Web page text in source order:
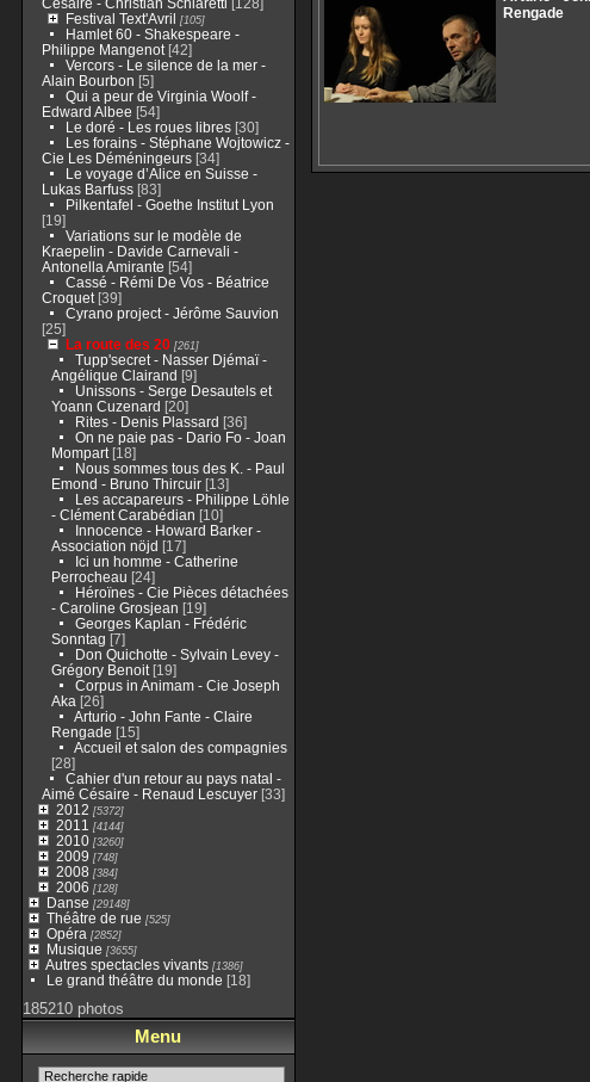
Festival Text'Avril [105]
Hamlet 60 - Shakespeare -
Philippe Mangenot[42]
Vercors - Le silence de la mer -
Alain Bourbon [5]
Qui a peur de Virginia Woolf -
Edward Albee [54]
Le doré - Les roues libres[30]
Les forains - Stéphane Wojtowicz -
Cie Les Déméningeurs[34]
Le voyage d’Alice en Suisse -
Lukas Barfuss[83]
Pilkentafel - Goethe Institut Lyon
[19]
Variations sur le modèle de
Kraepelin - Davide Carnevali -
Antonella Amirante [54]
Cassé - Rémi De Vos - Béatrice
Croquet[39]
Cyrano project - Jérôme Sauvion
[25]
La route des 20[261]
Tupp'secret - Nasser Djémaï -
Angélique Clairand [9]
Unissons - Serge Desautels et
Yoann Cuzenard [20]
Rites - Denis Plassard [36]
On ne paie pas - Dario Fo - Joan
Mompart[18]
Nous sommes tous des K. - Paul
Emond - Bruno Thircuir[13]
Les accapareurs - Philippe Löhle
- Clément Carabédian [10]
Innocence - Howard Barker -
Association nöjd [17]
Ici un homme - Catherine
Perrocheau [24]
Héroïnes - Cie Pièces détachées
- Caroline Grosjean [19]
Georges Kaplan - Frédéric
Sonntag [7]
Don Quichotte - Sylvain Levey -
Grégory Benoit[19]
Corpus in Animam - Cie Joseph
Aka [26]
Arturio - John Fante - Claire
Rengade [15]
Accueil et salon des compagnies
[28]
Cahier d'un retour au pays natal -
Aimé Césaire - Renaud Lescuyer[33]
2012 [5372]
2011 [4144]
2010[3260]
2009 [748]
2008 [384]
2006 [128]
Danse [29148]
Théâtre de rue [525]
Opéra [2852]
Musique [3655]
Autres spectacles vivants[1386]
Le grand théâtre du monde [18]
185210 photos
Menu
Rengade